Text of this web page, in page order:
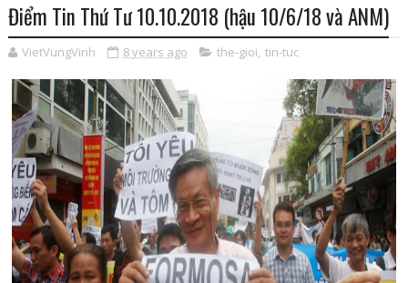
Điểm Tin Thứ Tư 10.10.2018 (hậu 10/6/18 và ANM)
VietVungVinh 8 years ago the-gioi, tin-tuc